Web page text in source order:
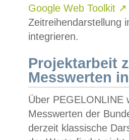
Google Web Toolkit ↗
Zeitreihendarstellung
integrieren.
Projektarbeit
Messwerten
Über PEGELONLINE
Messwerten der
derzeit klassische